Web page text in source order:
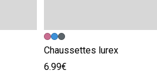
Image précédente
Image suivante
Chaussettes lurex
6.99€